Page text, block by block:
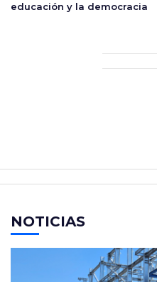
educación y la democracia
NOTICIAS